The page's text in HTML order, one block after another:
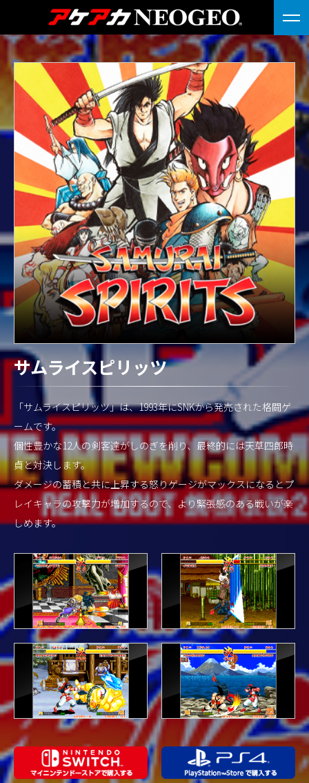
サムライスピリッツ
「サムライスピリッツ」は、1993年にSNKから発売された格闘ゲ
ームです。
個性豊かな12人の剣客達がしのぎを削り、最終的には天草四郎時
貞と対決します。
ダメージの蓄積と共に上昇する怒りゲージがマックスになるとプ
レイキャラの攻撃力が増加するので、より緊張感のある戦いが楽
しめます。